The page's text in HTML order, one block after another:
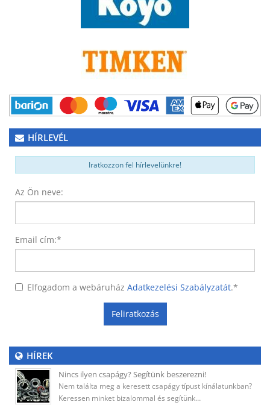
HÍRLEVÉL
Iratkozzon fel hírlevelünkre!
Az Ön neve:
Email cím:*
Elfogadom a webáruház Adatkezelési Szabályzatát.*
Feliratkozás
HÍREK
Nincs ilyen csapágy? Segítünk beszerezni!
Nem találta meg a keresett csapágy típust kínálatunkban?
Keressen minket bizalommal és segítünk…